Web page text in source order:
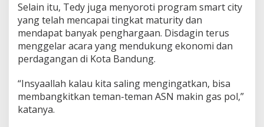
Selain itu, Tedy juga menyoroti program smart city
yang telah mencapai tingkat maturity dan
mendapat banyak penghargaan. Disdagin terus
menggelar acara yang mendukung ekonomi dan
perdagangan di Kota Bandung.
“Insyaallah kalau kita saling mengingatkan, bisa
membangkitkan teman-teman ASN makin gas pol,”
katanya.